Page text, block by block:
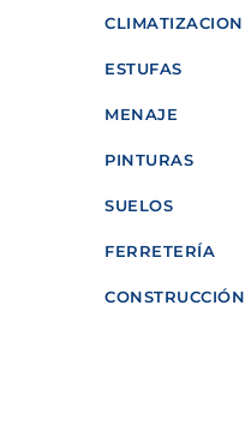
CLIMATIZACION
ESTUFAS
MENAJE
PINTURAS
SUELOS
FERRETERÍA
CONSTRUCCIÓN